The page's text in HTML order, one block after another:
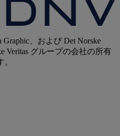
、および Det Norske
Veritas グループの会社の所有